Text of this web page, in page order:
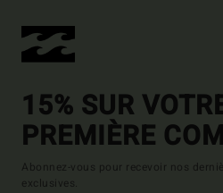
15% SUR
PREMIÈRE
Abonnez-vous pour recevoir nos
exclusives.